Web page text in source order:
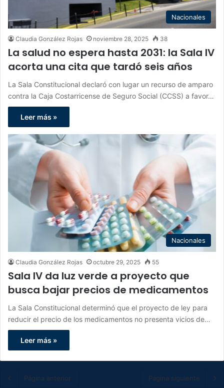
Nacionales
Claudia González Rojas noviembre 28, 2025 38
La salud no espera hasta 2031: la Sala IV
acorta una cita que tardó seis años
La Sala Constitucional declaró con lugar un recurso de amparo
contra la Caja Costarricense de Seguro Social (CCSS) a favor…
Leer más »
Nacionales
Claudia González Rojas octubre 29, 2025 55
Sala IV da luz verde a proyecto que
busca bajar precios de medicamentos
La Sala Constitucional determinó que el proyecto de ley para
reducir el precio de los medicamentos no presenta vicios de…
Leer más »
Página anterior Página siguiente